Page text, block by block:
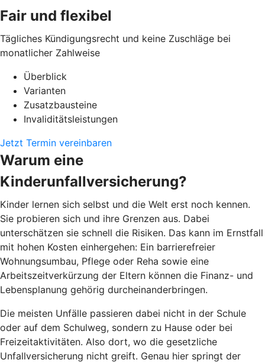
Fair und flexibel
Tägliches Kündigungsrecht und keine Zuschläge bei
monatlicher Zahlweise
Überblick
Varianten
Zusatzbausteine
Invaliditätsleistungen
Jetzt Termin vereinbaren
Warum eine
Kinderunfallversicherung?
Kinder lernen sich selbst und die Welt erst noch kennen.
Sie probieren sich und ihre Grenzen aus. Dabei
unterschätzen sie schnell die Risiken. Das kann im Ernstfall
mit hohen Kosten einhergehen: Ein barrierefreier
Wohnungsumbau, Pflege oder Reha sowie eine
Arbeitszeitverkürzung der Eltern können die Finanz- und
Lebensplanung gehörig durcheinanderbringen.
Die meisten Unfälle passieren dabei nicht in der Schule
oder auf dem Schulweg, sondern zu Hause oder bei
Freizeitaktivitäten. Also dort, wo die gesetzliche
Unfallversicherung nicht greift. Genau hier springt der